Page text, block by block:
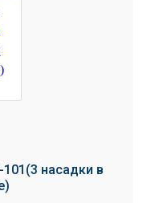
насадки в